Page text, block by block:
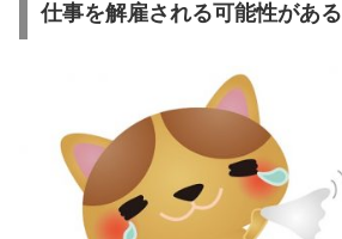
仕事を解雇される可能性がある